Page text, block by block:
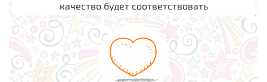
качество будет соответствовать